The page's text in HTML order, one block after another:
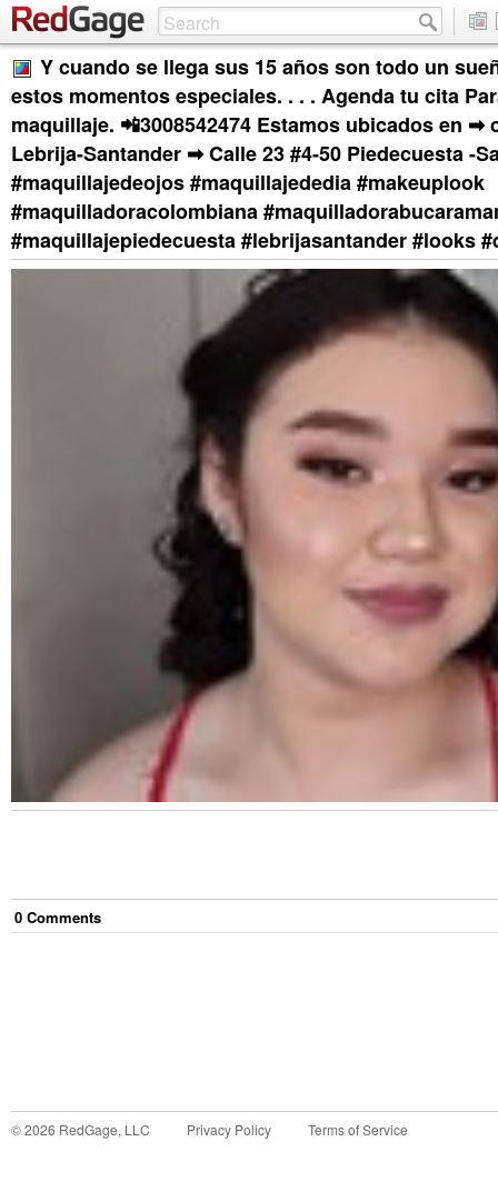
Y cuando se llega sus 15 años son todo un
estos momentos especiales. . . . Agenda tu cita
maquillaje. 📲3008542474 Estamos ubicados en ➡
Lebrija-Santander ➡ Calle 23 #4-50 Piedecuesta -
#maquillajedeojos #maquillajededia #makeuplook
#maquilladoracolombiana
#maquillajepiedecuesta #lebrijasantander #looks
0 Comments
©2026 RedGage, LLC Privacy Policy Terms of Service